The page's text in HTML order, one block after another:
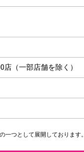
（一部店舗を除く）
つとして展開しております。